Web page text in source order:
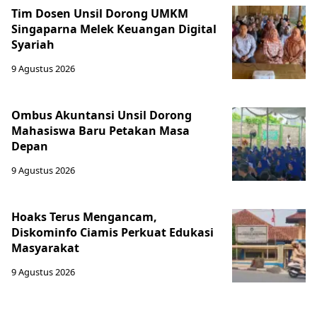
Tim Dosen Unsil Dorong UMKM
Singaparna Melek Keuangan Digital
Syariah
9 Agustus 2026
Ombus Akuntansi Unsil Dorong
Mahasiswa Baru Petakan Masa
Depan
9 Agustus 2026
Hoaks Terus Mengancam,
Diskominfo Ciamis Perkuat Edukasi
Masyarakat
9 Agustus 2026